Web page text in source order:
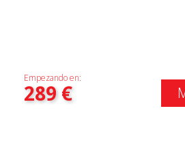
Empezando en:
289€